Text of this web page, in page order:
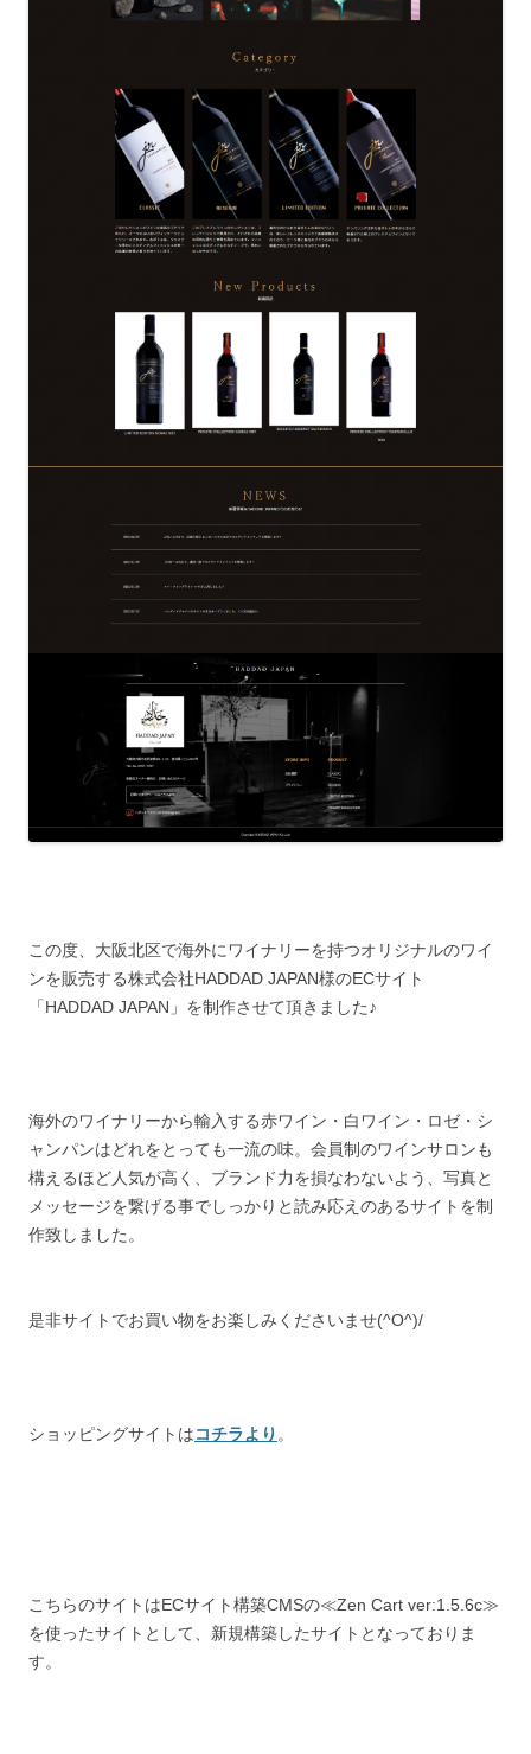
この度、大阪北区で海外にワイナリーを持つオリジナルのワイ
ンを販売する株式会社HADDAD JAPAN様のECサイト
「HADDAD JAPAN」を制作させて頂きました♪
海外のワイナリーから輸入する赤ワイン・白ワイン・ロゼ・シ
ャンパンはどれをとっても一流の味。会員制のワインサロンも
構えるほど人気が高く、ブランド力を損なわないよう、写真と
メッセージを繋げる事でしっかりと読み応えのあるサイトを制
作致しました。
是非サイトでお買い物をお楽しみくださいませ(^O^)/
ショッピングサイトはコチラより 。
こちらのサイトはECサイト構築CMSの≪Zen Cart ver:1.5.6c≫
を使ったサイトとして、新規構築したサイトとなっておりま
す。